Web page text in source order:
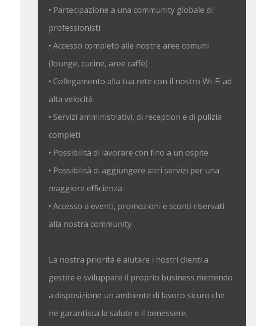
• Partecipazione a una community globale di
professionisti
• Accesso completo alle nostre aree comuni
(lounge, cucine, aree caffè)
• Collegamento alla tua rete con il nostro Wi-Fi ad
alta velocità
• Servizi amministrativi, di reception e di pulizia
completi
• Possibilità di lavorare con fino a un ospite
• Possibilità di aggiungere altri servizi per una
maggiore efficienza
• Accesso a eventi, promozioni e sconti riservati
alla nostra community
La nostra priorità è aiutare i nostri clienti a
gestire e sviluppare il proprio business mettendo
a disposizione un ambiente di lavoro sicuro che
ne garantisca la salute e il benessere.